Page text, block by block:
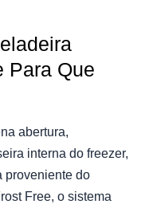
Para Que
abertura,
interna do freezer,
proveniente do
Free, o sistema